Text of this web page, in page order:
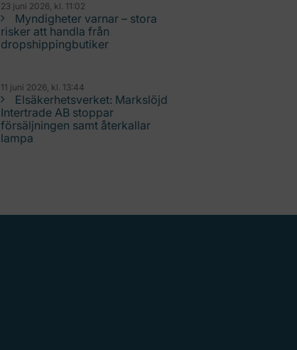
23 juni 2026, kl. 11:02
Myndigheter varnar – stora
risker att handla från
dropshippingbutiker
11 juni 2026, kl. 13:44
Elsäkerhetsverket: Markslöjd
Intertrade AB stoppar
försäljningen samt återkallar
lampa